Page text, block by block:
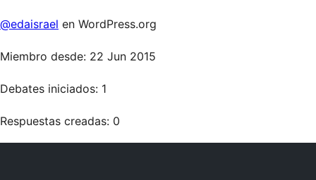
@edaisrael en WordPress.org
Miembro desde: 22 Jun 2015
Debates iniciados: 1
Respuestas creadas: 0